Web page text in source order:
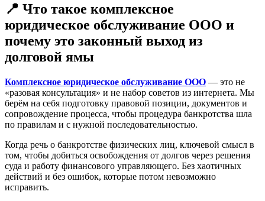
📍 Что такое комплексное
юридическое обслуживание ООО и
почему это законный выход из
долговой ямы
Комплексное юридическое обслуживание ООО — это не
«разовая консультация» и не набор советов из интернета. Мы
берём на себя подготовку правовой позиции, документов и
сопровождение процесса, чтобы процедура банкротства шла
по правилам и с нужной последовательностью.
Когда речь о банкротстве физических лиц, ключевой смысл в
том, чтобы добиться освобождения от долгов через решения
суда и работу финансового управляющего. Без хаотичных
действий и без ошибок, которые потом невозможно
исправить.